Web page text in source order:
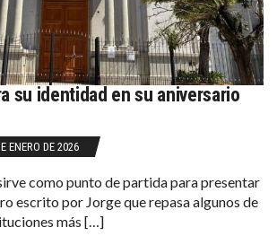
su identidad en su aniversario
ENERO DE 2026
como punto de partida para presentar
escrito por Jorge que repasa algunos de
más […]